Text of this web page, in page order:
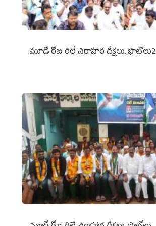
మూడో రోజు రిలే నిరాహార దీక్షలు..ఫొటోలు2